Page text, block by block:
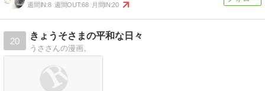
週間IN:8 週間OUT:68 月間IN:20
20
きょうそさまの平和な日々
うささんの漫画。